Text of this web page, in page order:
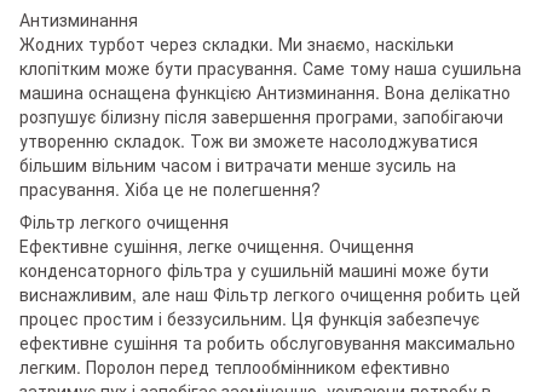
Антизминання
Жодних турбот через складки. Ми знаємо, наскільки
клопітким може бути прасування. Саме тому наша сушильна
машина оснащена функцією Антизминання. Вона делікатно
розпушує білизну після завершення програми, запобігаючи
утворенню складок. Тож ви зможете насолоджуватися
більшим вільним часом і витрачати менше зусиль на
прасування. Хіба це не полегшення?
Фільтр легкого очищення
Ефективне сушіння, легке очищення. Очищення
конденсаторного фільтра у сушильній машині може бути
виснажливим, але наш Фільтр легкого очищення робить цей
процес простим і беззусильним. Ця функція забезпечує
ефективне сушіння та робить обслуговування максимально
легким. Поролон перед теплообмінником ефективно